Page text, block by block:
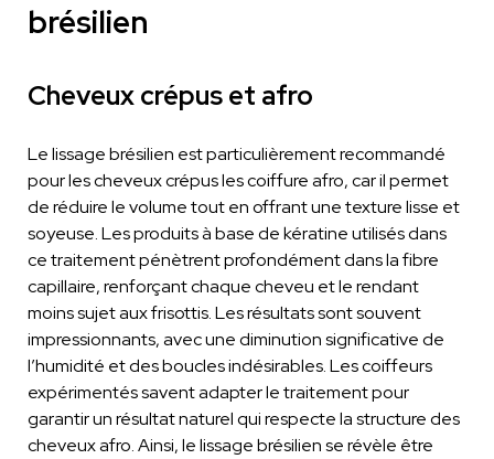
brésilien
Cheveux crépus et afro
Le lissage brésilien est particulièrement recommandé
pour les cheveux crépus les coiffure afro, car il permet
de réduire le volume tout en offrant une texture lisse et
soyeuse. Les produits à base de kératine utilisés dans
ce traitement pénètrent profondément dans la fibre
capillaire, renforçant chaque cheveu et le rendant
moins sujet aux frisottis. Les résultats sont souvent
impressionnants, avec une diminution significative de
l’humidité et des boucles indésirables. Les coiffeurs
expérimentés savent adapter le traitement pour
garantir un résultat naturel qui respecte la structure des
cheveux afro. Ainsi, le lissage brésilien se révèle être